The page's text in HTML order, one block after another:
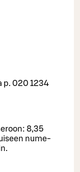
p. 020 1234
8,35
nu­me­